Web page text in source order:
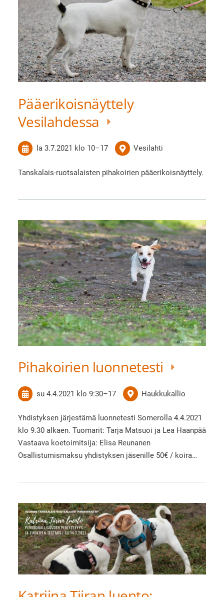
Pääerikoisnäyttely
Vesilahdessa
la 3.7.2021 klo 10–17 Vesilahti
Tanskalais-ruotsalaisten pihakoirien pääerikoisnäyttely.
Pihakoirien luonnetesti
su 4.4.2021 klo 9:30–17 Haukkukallio
Yhdistyksen järjestämä luonnetesti Somerolla 4.4.2021
klo 9.30 alkaen. Tuomarit: Tarja Matsuoi ja Lea Haanpää
Vastaava koetoimitsija: Elisa Reunanen
Osallistumismaksu yhdistyksen jäsenille 50€ / koira…